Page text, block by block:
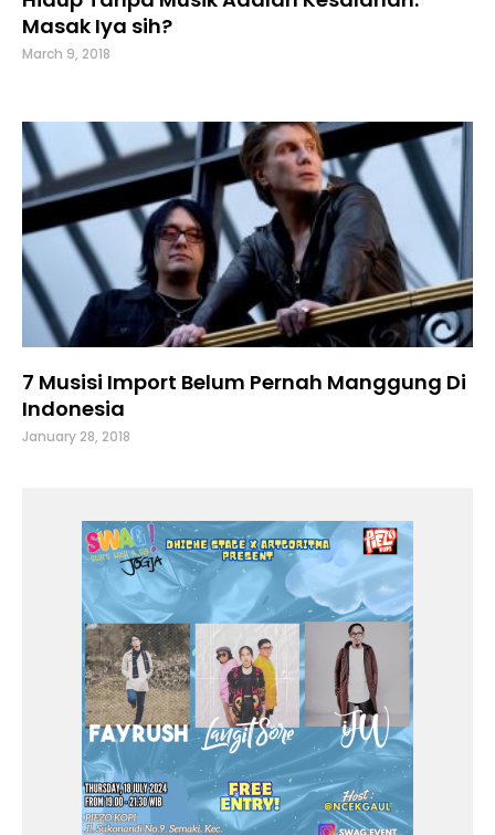
Masak Iya sih?
March 9, 2018
7 Musisi Import Belum Pernah Manggung Di
Indonesia
January 28, 2018